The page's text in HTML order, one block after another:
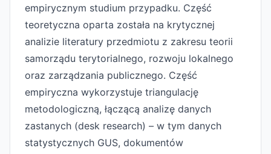
empirycznym studium przypadku. Część
teoretyczna oparta została na krytycznej
analizie literatury przedmiotu z zakresu teorii
samorządu terytorialnego, rozwoju lokalnego
oraz zarządzania publicznego. Część
empiryczna wykorzystuje triangulację
metodologiczną, łączącą analizę danych
zastanych (desk research) – w tym danych
statystycznych GUS, dokumentów